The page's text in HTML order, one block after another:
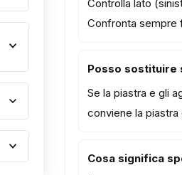
Controlla lato
Confronta sempre
Posso sostituire
Se la piastra e gli
conviene la
Cosa significa